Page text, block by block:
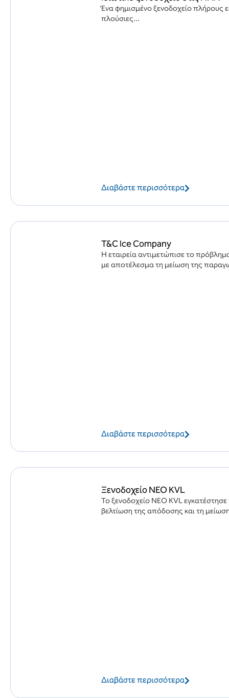
Ένα φημισμένο ξενοδοχείο πλήρους
πλούσιες...
Διαβάστε περισσότερα
T&C Ice Company
Η εταιρεία αντιμετώπισε το
με αποτέλεσμα τη μείωση της
Διαβάστε περισσότερα
Ξενοδοχείο NEO KVL
Το ξενοδοχείο NEO KVL
βελτίωση της απόδοσης και τη
Διαβάστε περισσότερα